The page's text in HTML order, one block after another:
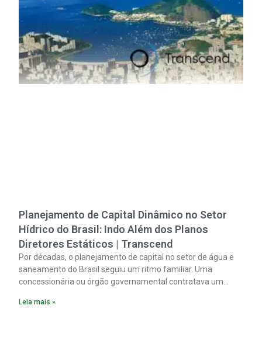
Planejamento de Capital Dinâmico no Setor
Hídrico do Brasil: Indo Além dos Planos
Diretores Estáticos | Transcend
Por décadas, o planejamento de capital no setor de água e
saneamento do Brasil seguiu um ritmo familiar. Uma
concessionária ou órgão governamental contratava um
Leia mais »